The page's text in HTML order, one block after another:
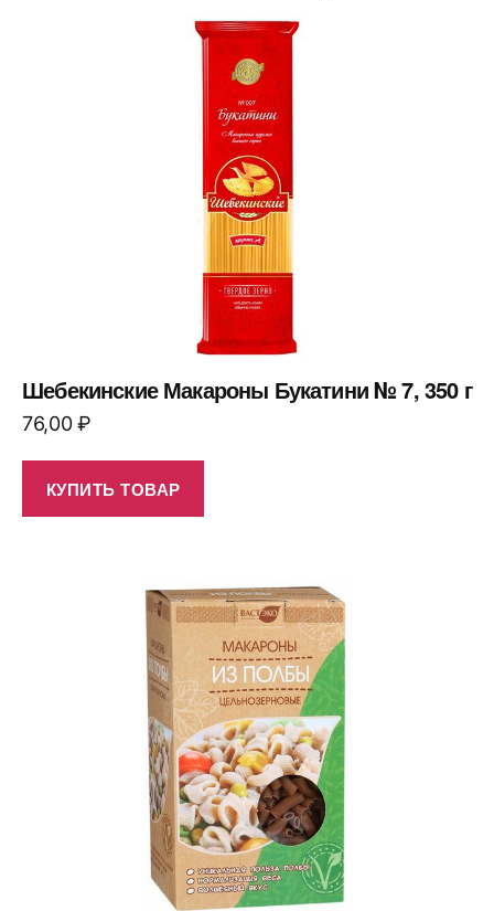
Шебекинские Макароны Букатини № 7, 350 г
76,00₽
КУПИТЬ ТОВАР